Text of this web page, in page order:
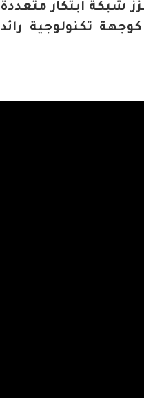
شبكة ابتكار
تكنولوجية